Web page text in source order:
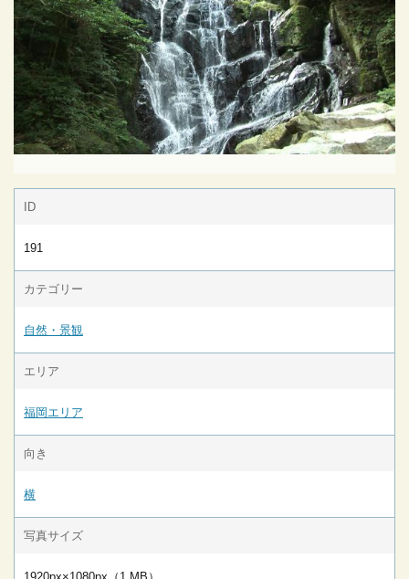
ID
191
カテゴリー
自然・景観
エリア
福岡エリア
向き
横
写真サイズ